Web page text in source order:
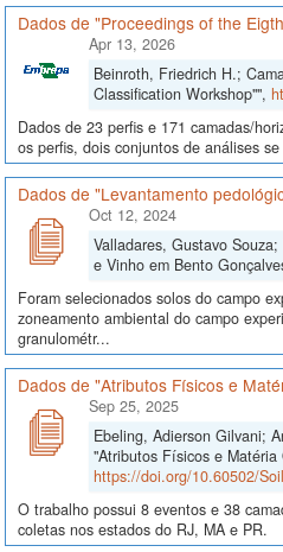
Dados de "Proceedings of the
Apr 13, 2026
Beinroth, Friedrich H.;
Classification Workshop"",
Dados de 23 perfis e 171 camadas/
os perfis, dois conjuntos de análises
Dados de "Levantamento
Oct 12, 2024
Valladares, Gustavo
e Vinho em Bento
Foram selecionados solos do campo
zoneamento ambiental do campo
granulométr...
Dados de "Atributos Físicos e
Sep 25, 2025
Ebeling, Adierson Gilvani;
"Atributos Físicos e
https://doi.org/10.60502/
O trabalho possui 8 eventos e 38
coletas nos estados do RJ, MA e PR.